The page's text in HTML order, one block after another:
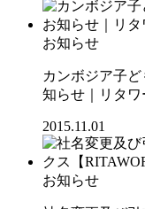
お知らせ
カンボジア子
知らせ｜リタワ
2015.11.01
お知らせ